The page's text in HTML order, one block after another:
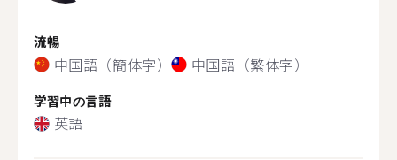
流暢
中国語（簡体字） 中国語（繁体字）
学習中の言語
英語